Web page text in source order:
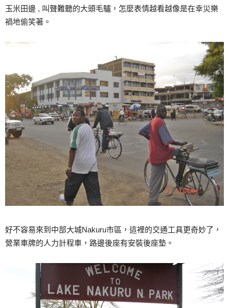
玉米田邊 , 叫聲難聽的大頭毛驢，怎麼表情越看越像是在幸災樂
禍地偷笑著。
好不容易來到中部大城Nakuru市區，這裡的交通工具更奇妙了，
營業車牌的人力計程車，路邊後座有安裝後座墊。